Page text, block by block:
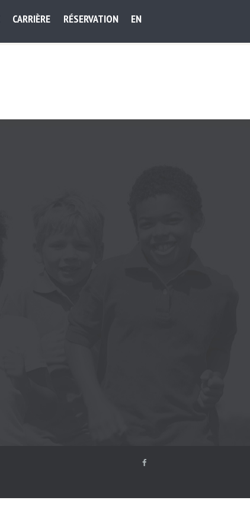
CARRIÈRE RÉSERVATION EN